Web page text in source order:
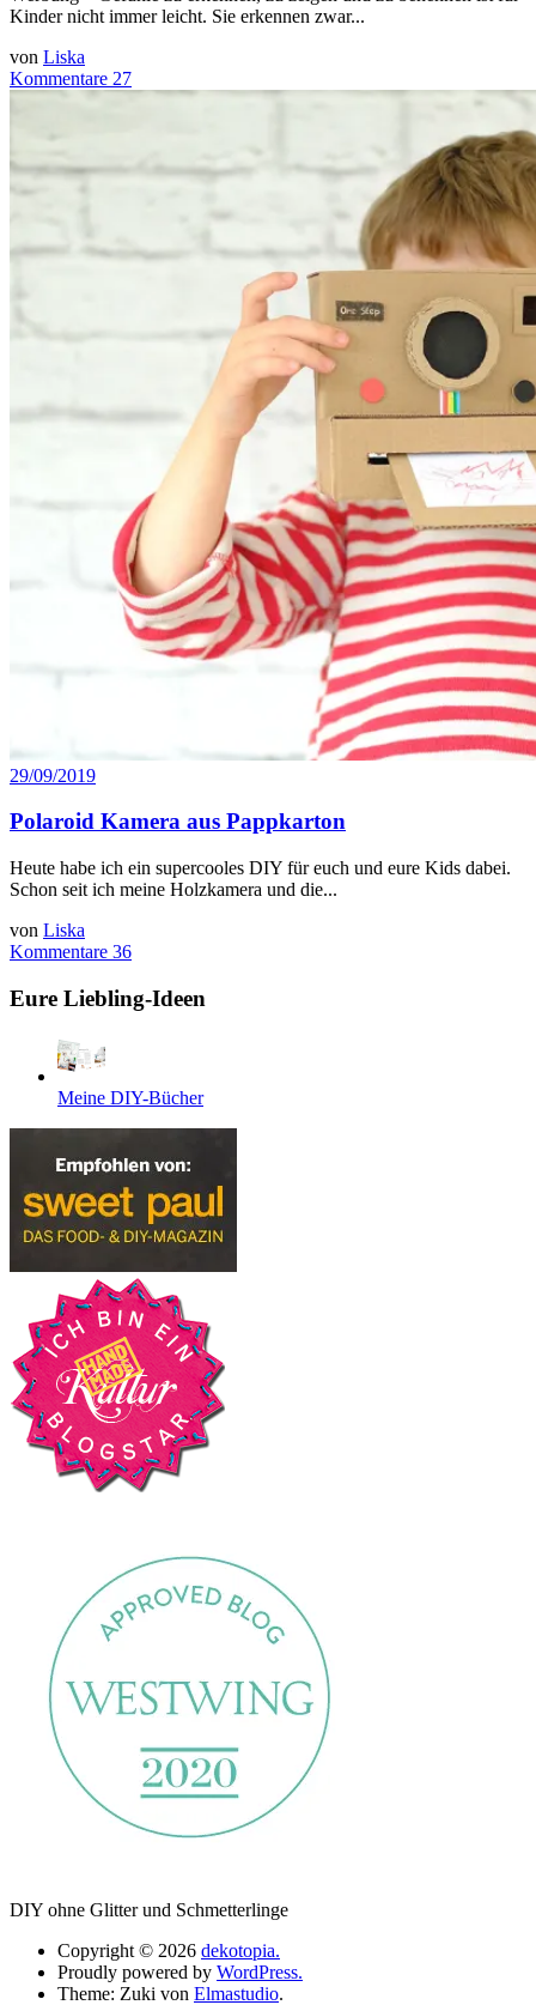
Kinder nicht immer leicht. Sie erkennen zwar...
von Liska
Kommentare 27
29/09/2019
Polaroid Kamera aus Pappkarton
Heute habe ich ein supercooles DIY für euch und eure Kids dabei.
Schon seit ich meine Holzkamera und die...
von Liska
Kommentare 36
Eure Liebling-Ideen
Meine DIY-Bücher
DIY ohne Glitter und Schmetterlinge
Copyright © 2026 dekotopia.
Proudly powered by WordPress.
Theme: Zuki von Elmastudio.